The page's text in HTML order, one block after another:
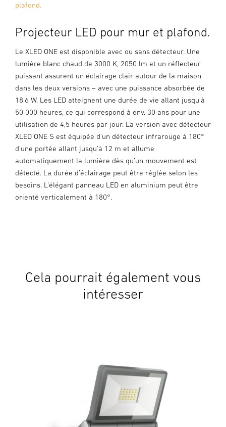
plafond.
Projecteur LED pour mur et plafond.
Le XLED ONE est disponible avec ou sans détecteur. Une
lumière blanc chaud de 3000 K, 2050 lm et un réflecteur
puissant assurent un éclairage clair autour de la maison
dans les deux versions – avec une puissance absorbée de
18,6 W. Les LED atteignent une durée de vie allant jusqu’à
50 000 heures, ce qui correspond à env. 30 ans pour une
utilisation de 4,5 heures par jour. La version avec détecteur
XLED ONE S est équipée d’un détecteur infrarouge à 180°
d’une portée allant jusqu’à 12 m et allume
automatiquement la lumière dès qu’un mouvement est
détecté. La durée d’éclairage peut être réglée selon les
besoins. L’élégant panneau LED en aluminium peut être
orienté verticalement à 180°.
Cela pourrait également vous
intéresser